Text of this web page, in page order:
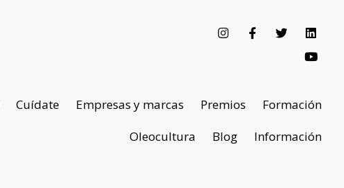
Cuídate Empresas y marcas Premios
Formación
Oleocultura
Blog Información